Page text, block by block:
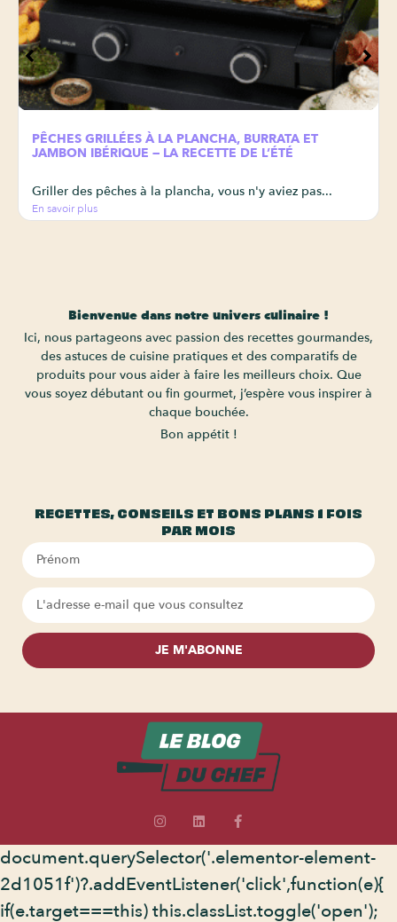
PÊCHES GRILLÉES À LA PLANCHA, BURRATA ET
JAMBON IBÉRIQUE — LA RECETTE DE L’ÉTÉ
Griller des pêches à la plancha, vous n'y aviez pas...
En savoir plus
Bienvenue dans notre univers culinaire !
Ici, nous partageons avec passion des recettes gourmandes,
des astuces de cuisine pratiques et des comparatifs de
produits pour vous aider à faire les meilleurs choix. Que
vous soyez débutant ou fin gourmet, j’espère vous inspirer à
chaque bouchée.
Bon appétit !
RECETTES, CONSEILS ET BONS PLANS 1 FOIS
PAR MOIS
JE M'ABONNE
document.querySelector('.elementor-element-
2d1051f')?.addEventListener('click',function(e){
if(e.target===this) this.classList.toggle('open');